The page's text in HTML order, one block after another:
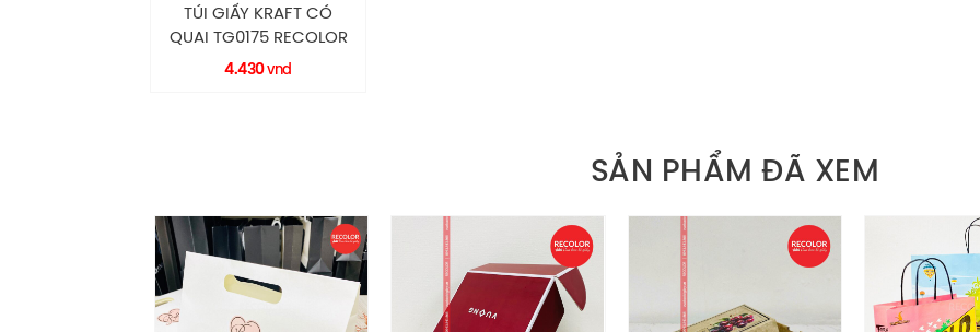
TÚI GIẤY KRAFT CÓ
QUAI TG0175 RECOLOR
4.430vnd
SẢN PHẨM ĐÃ XEM